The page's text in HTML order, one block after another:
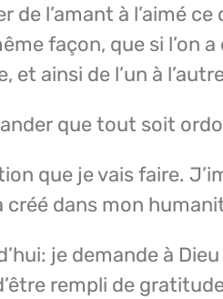
l’amant à l’aimé ce
façon, que si l’on
et ainsi de l’un à
que tout soit
que je vais faire.
créé dans mon
je demande à
rempli de